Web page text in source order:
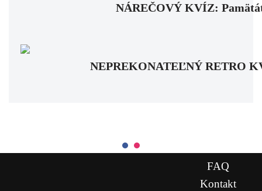
NÁREČOVÝ KVÍZ:
NEPREKONATEĽNÝ RETRO
FAQ
Kontakt